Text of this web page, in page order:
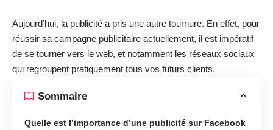
Aujourd’hui, la publicité a pris une autre tournure. En effet, pour
réussir sa campagne publicitaire actuellement, il est impératif
de se tourner vers le web, et notamment les réseaux sociaux
qui regroupent pratiquement tous vos futurs clients.
Sommaire
Quelle est l’importance d’une publicité sur Facebook